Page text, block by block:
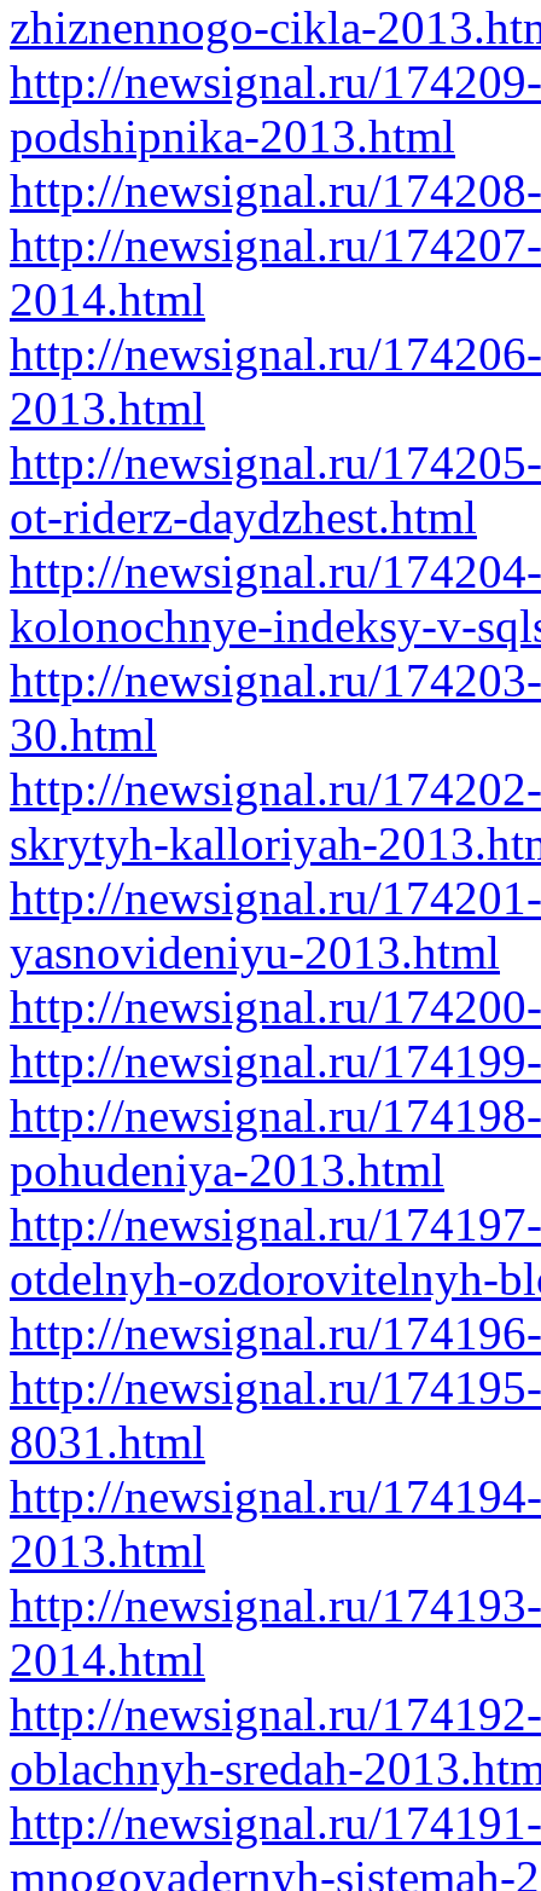
zhiznennogo-cikla-
http://newsignal.ru/
podshipnika-2013.html
http://newsignal.ru/
http://newsignal.ru/
2014.html
http://newsignal.ru/
2013.html
http://newsignal.ru/
ot-riderz-daydzhest.html
http://newsignal.ru/
kolonochnye-indeksy-v-
http://newsignal.ru/
30.html
http://newsignal.ru/
skrytyh-kalloriyah-
http://newsignal.ru/
yasnovideniyu-2013.html
http://newsignal.ru/
http://newsignal.ru/
http://newsignal.ru/
pohudeniya-2013.html
http://newsignal.ru/
otdelnyh-ozdorovitelnyh-
http://newsignal.ru/
http://newsignal.ru/
8031.html
http://newsignal.ru/
2013.html
http://newsignal.ru/
2014.html
http://newsignal.ru/
oblachnyh-sredah-
http://newsignal.ru/
mnogoyadernyh-sistemah-